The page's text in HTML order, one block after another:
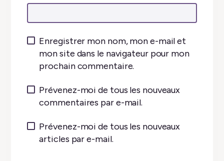
Enregistrer mon nom, mon e-mail et
mon site dans le navigateur pour mon
prochain commentaire.
Prévenez-moi de tous les nouveaux
commentaires par e-mail.
Prévenez-moi de tous les nouveaux
articles par e-mail.